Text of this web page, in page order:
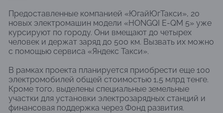
Предоставленные компанией «ЮгайЮгТакси», 20
новых электромашин модели «HONGQI E-QM 5» уже
курсируют по городу. Они вмещают до четырех
человек и держат заряд до 500 км. Вызвать их можно
с помощью сервиса «Яндекс Такси».
В рамках проекта планируется приобрести еще 100
электромобилей общей стоимостью 1,5 млрд тенге.
Кроме того, выделены специальные земельные
участки для установки электрозарядных станций и
финансовая поддержка через Фонд развития.